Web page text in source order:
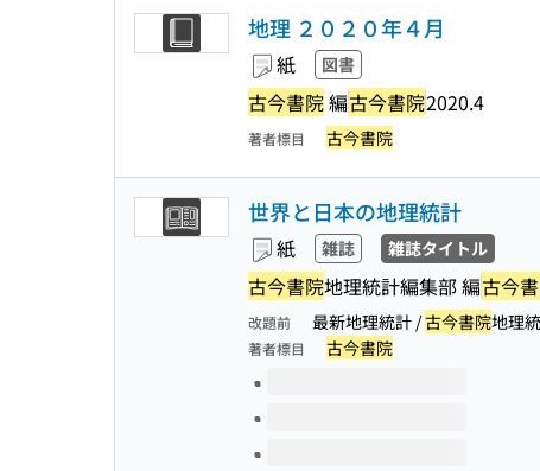
地理 ２０２０年４月
紙 図書
古今書院編古今書院2020.4
著者標目 古今書院
世界と日本の地理統計
紙 雑誌 雑誌タイトル
古今書院地理統計編集部 編古今
改題前 最新地理統計 /古今書院地理
著者標目 古今書院
このタイトルの巻号